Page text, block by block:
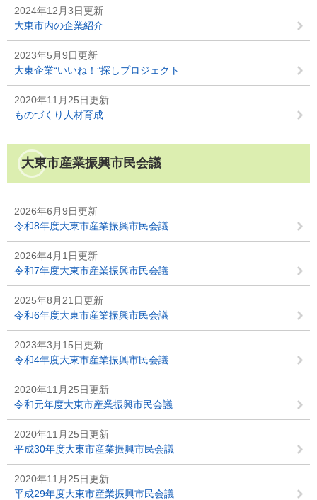
2024年12月3日更新
大東市内の企業紹介
2023年5月9日更新
大東企業“いいね！”探しプロジェクト
2020年11月25日更新
ものづくり人材育成
大東市産業振興市民会議
2026年6月9日更新
令和8年度大東市産業振興市民会議
2026年4月1日更新
令和7年度大東市産業振興市民会議
2025年8月21日更新
令和6年度大東市産業振興市民会議
2023年3月15日更新
令和4年度大東市産業振興市民会議
2020年11月25日更新
令和元年度大東市産業振興市民会議
2020年11月25日更新
平成30年度大東市産業振興市民会議
2020年11月25日更新
平成29年度大東市産業振興市民会議